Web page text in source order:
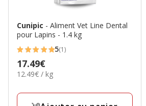
Cunipic - Aliment Vet Line Dental
pour Lapins - 1.4 kg
5
étoiles
avec
1
5(1)
Prix
17.49€
17.49€
12.49€
Kg
12.49€ / kg